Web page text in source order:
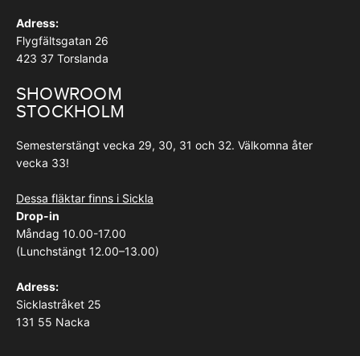
Adress:
Flygfältsgatan 26
423 37 Torslanda
SHOWROOM
STOCKHOLM
Semesterstängt vecka 29, 30, 31 och 32. Välkomna åter
vecka 33!
Dessa fläktar finns i Sickla
Drop-in
Måndag 10.00-17.00
(Lunchstängt 12.00–13.00)
Adress:
Sicklastråket 25
131 55 Nacka